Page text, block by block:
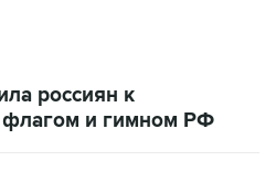
россиян к
флагом и гимном РФ